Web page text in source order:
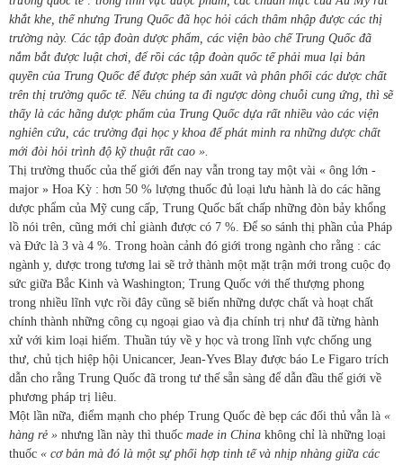
khắt khe, thế nhưng Trung Quốc đã học hỏi cách thâm nhập được các thị
trường này. Các tập đoàn dược phẩm, các viện bào chế Trung Quốc đã
nắm bắt được luật chơi, để rồi các tập đoàn quốc tế phải mua lại bản
quyền của Trung Quốc để được phép sản xuất và phân phối các dược chất
trên thị trường quốc tế. Nếu chúng ta đi ngược dòng chuỗi cung ứng, thì sẽ
thấy là các hãng dược phẩm của Trung Quốc dựa rất nhiều vào các viện
nghiên cứu, các trường đại học y khoa để phát minh ra những dược chất
mới đòi hỏi trình độ kỹ thuật rất cao ».
Thị trường thuốc của thế giới đến nay vẫn trong tay một vài « ông lớn -
major » Hoa Kỳ : hơn 50 % lượng thuốc đủ loại lưu hành là do các hãng
dược phẩm của Mỹ cung cấp, Trung Quốc bất chấp những đòn bảy khổng
lồ nói trên, cũng mới chỉ giành được có 7 %. Để so sánh thị phần của Pháp
và Đức là 3 và 4 %. Trong hoàn cảnh đó giới trong ngành cho rằng : các
ngành y, dược trong tương lai sẽ trở thành một mặt trận mới trong cuộc đọ
sức giữa Bắc Kinh và Washington; Trung Quốc với thế thượng phong
trong nhiều lĩnh vực rồi đây cũng sẽ biến những dược chất và hoạt chất
chính thành những công cụ ngoại giao và địa chính trị như đã từng hành
xử với kim loại hiếm. Thuần túy về y học và trong lĩnh vực chống ung
thư, chủ tịch hiệp hội Unicancer, Jean-Yves Blay được báo Le Figaro trích
dẫn cho rằng Trung Quốc đã trong tư thế sẵn sàng để dẫn đầu thế giới về
phương pháp trị liêu.
Một lần nữa, điểm mạnh cho phép Trung Quốc đè bẹp các đối thủ vẫn là «
hàng rẻ » nhưng lần này thì thuốc made in China không chỉ là những loại
thuốc « cơ bản mà đó là một sự phối hợp tinh tế và nhịp nhàng giữa các